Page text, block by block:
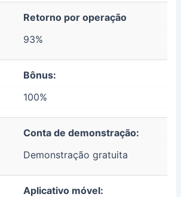
Retorno por operação
93%
Bônus:
100%
Conta de demonstração:
Demonstração gratuita
Aplicativo móvel: